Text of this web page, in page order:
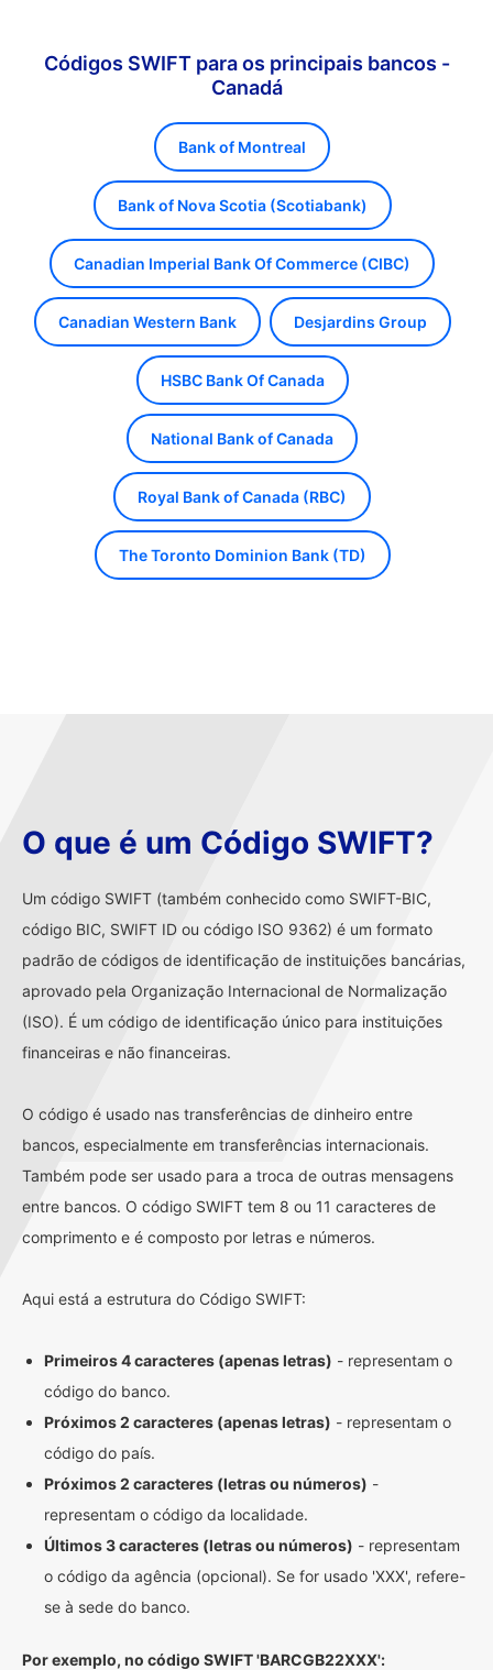
Códigos SWIFT para os principais bancos -
Canadá
Bank of Montreal
Bank of Nova Scotia (Scotiabank)
Canadian Imperial Bank Of Commerce (CIBC)
Canadian Western Bank Desjardins Group
HSBC Bank Of Canada
National Bank of Canada
Royal Bank of Canada (RBC)
The Toronto Dominion Bank (TD)
O que é um Código SWIFT?
Um código SWIFT (também conhecido como SWIFT-BIC,
código BIC, SWIFT ID ou código ISO 9362) é um formato
padrão de códigos de identificação de instituições bancárias,
aprovado pela Organização Internacional de Normalização
(ISO). É um código de identificação único para instituições
financeiras e não financeiras.
O código é usado nas transferências de dinheiro entre
bancos, especialmente em transferências internacionais.
Também pode ser usado para a troca de outras mensagens
entre bancos. O código SWIFT tem 8 ou 11 caracteres de
comprimento e é composto por letras e números.
Aqui está a estrutura do Código SWIFT:
Primeiros 4 caracteres (apenas letras) - representam o
código do banco.
Próximos 2 caracteres (apenas letras) - representam o
código do país.
Próximos 2 caracteres (letras ou números) -
representam o código da localidade.
Últimos 3 caracteres (letras ou números) - representam
o código da agência (opcional). Se for usado 'XXX', refere-
se à sede do banco.
Por exemplo, no código SWIFT 'BARCGB22XXX':